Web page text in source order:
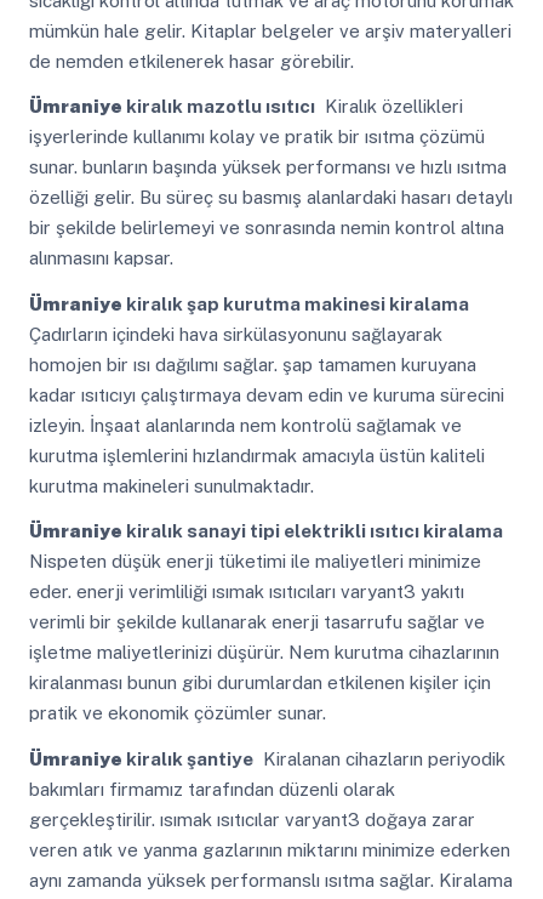
mümkün hale gelir. Kitaplar belgeler ve arşiv materyalleri
de nemden etkilenerek hasar görebilir.
Ümraniye kiralık mazotlu ısıtıcıKiralık özellikleri
işyerlerinde kullanımı kolay ve pratik bir ısıtma çözümü
sunar. bunların başında yüksek performansı ve hızlı ısıtma
özelliği gelir. Bu süreç su basmış alanlardaki hasarı detaylı
bir şekilde belirlemeyi ve sonrasında nemin kontrol altına
alınmasını kapsar.
Ümraniye kiralık şap kurutma makinesi kiralama
Çadırların içindeki hava sirkülasyonunu sağlayarak
homojen bir ısı dağılımı sağlar. şap tamamen kuruyana
kadar ısıtıcıyı çalıştırmaya devam edin ve kuruma sürecini
izleyin. İnşaat alanlarında nem kontrolü sağlamak ve
kurutma işlemlerini hızlandırmak amacıyla üstün kaliteli
kurutma makineleri sunulmaktadır.
Ümraniye kiralık sanayi tipi elektrikli ısıtıcı kiralama
Nispeten düşük enerji tüketimi ile maliyetleri minimize
eder. enerji verimliliği ısımak ısıtıcıları varyant3 yakıtı
verimli bir şekilde kullanarak enerji tasarrufu sağlar ve
işletme maliyetlerinizi düşürür. Nem kurutma cihazlarının
kiralanması bunun gibi durumlardan etkilenen kişiler için
pratik ve ekonomik çözümler sunar.
Ümraniye kiralık şantiyeKiralanan cihazların periyodik
bakımları firmamız tarafından düzenli olarak
gerçekleştirilir. ısımak ısıtıcılar varyant3 doğaya zarar
veren atık ve yanma gazlarının miktarını minimize ederken
aynı zamanda yüksek performanslı ısıtma sağlar. Kiralama